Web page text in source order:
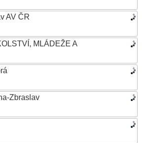
AV ČR
MLÁDEŽE A
Zbraslav